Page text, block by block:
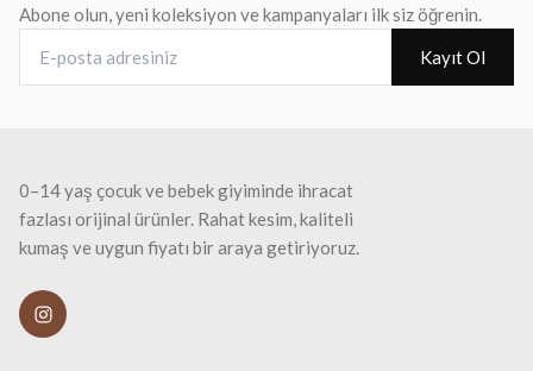
Abone olun, yeni koleksiyon ve kampanyaları ilk siz öğrenin.
Kayıt Ol
0–14 yaş çocuk ve bebek giyiminde ihracat
fazlası orijinal ürünler. Rahat kesim, kaliteli
kumaş ve uygun fiyatı bir araya getiriyoruz.